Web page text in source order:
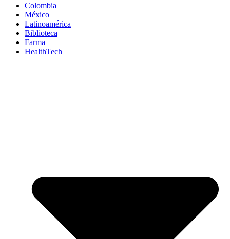
Colombia
México
Latinoamérica
Biblioteca
Farma
HealthTech